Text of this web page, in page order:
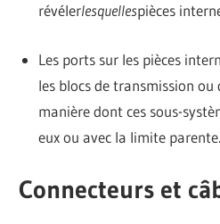
révélerlesquellespièces
Les ports sur les pièces
les blocs de transmission
manière dont ces sous-
eux ou avec la limite parente.
Connecteurs et